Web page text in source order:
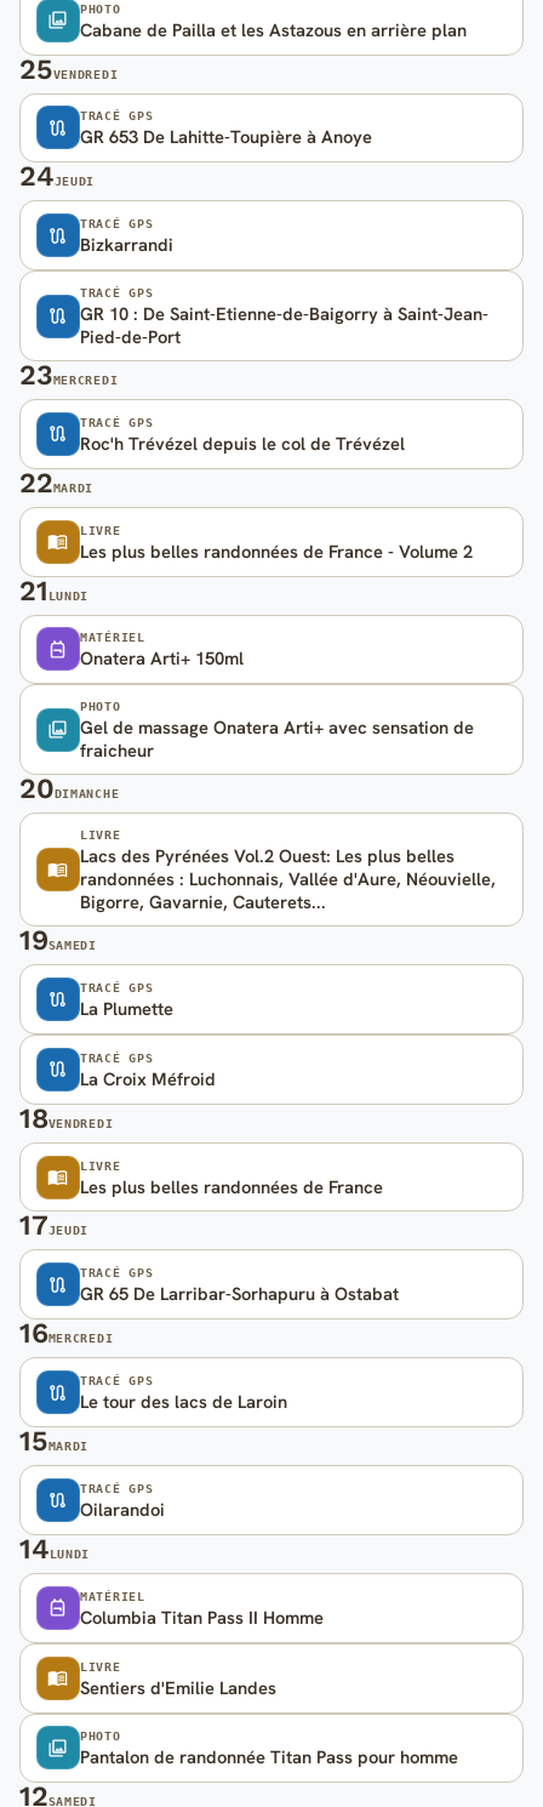
PHOTO
Cabane de Pailla et les Astazous en arrière plan
25VENDREDI
TRACÉ GPS
GR 653 De Lahitte-Toupière à Anoye
24JEUDI
TRACÉ GPS
Bizkarrandi
TRACÉ GPS
GR 10 : De Saint-Etienne-de-Baigorry à Saint-Jean-
Pied-de-Port
23MERCREDI
TRACÉ GPS
Roc'h Trévézel depuis le col de Trévézel
22MARDI
LIVRE
Les plus belles randonnées de France - Volume 2
21 LUNDI
MATÉRIEL
Onatera Arti+ 150ml
PHOTO
Gel de massage Onatera Arti+ avec sensation de
fraicheur
20DIMANCHE
LIVRE
Lacs des Pyrénées Vol.2 Ouest: Les plus belles
randonnées : Luchonnais, Vallée d'Aure, Néouvielle,
Bigorre, Gavarnie, Cauterets...
19SAMEDI
TRACÉ GPS
La Plumette
TRACÉ GPS
La Croix Méfroid
18VENDREDI
LIVRE
Les plus belles randonnées de France
17JEUDI
TRACÉ GPS
GR 65 De Larribar-Sorhapuru à Ostabat
16MERCREDI
TRACÉ GPS
Le tour des lacs de Laroin
15MARDI
TRACÉ GPS
Oilarandoi
14LUNDI
MATÉRIEL
Columbia Titan Pass II Homme
LIVRE
Sentiers d'Emilie Landes
PHOTO
Pantalon de randonnée Titan Pass pour homme
12SAMEDI